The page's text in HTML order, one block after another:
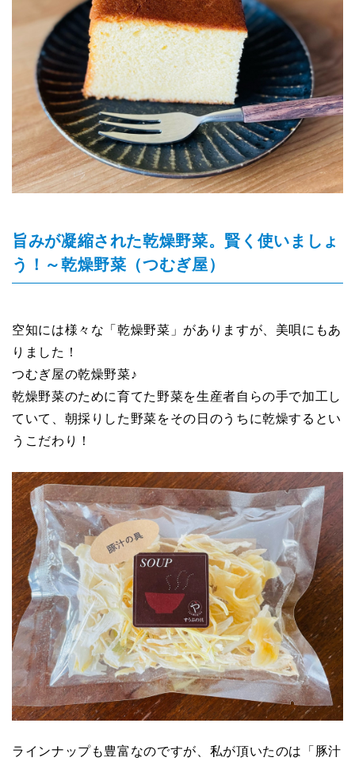
旨みが凝縮された乾燥野菜。賢く使いましょ
う！～乾燥野菜（つむぎ屋）
空知には様々な「乾燥野菜」がありますが、美唄にもあ
りました！
つむぎ屋の乾燥野菜♪
乾燥野菜のために育てた野菜を生産者自らの手で加工し
ていて、朝採りした野菜をその日のうちに乾燥するとい
うこだわり！
ラインナップも豊富なのですが、私が頂いたのは「豚汁